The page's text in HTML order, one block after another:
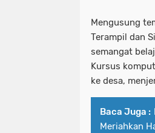
‎Mengusung
Terampil dan
semangat
Kursus
ke desa,
Baca Juga :
Meriahkan